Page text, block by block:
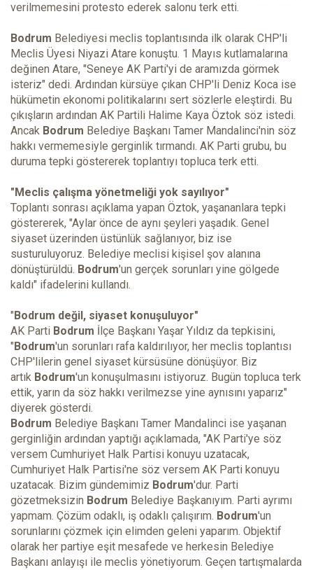
verilmemesini protesto ederek salonu terk etti.
Bodrum Belediyesi meclis toplantısında ilk olarak CHP'li
Meclis Üyesi Niyazi Atare konuştu. 1 Mayıs kutlamalarına
değinen Atare, "Seneye AK Parti'yi de aramızda görmek
isteriz" dedi. Ardından kürsüye çıkan CHP'li Deniz Koca ise
hükümetin ekonomi politikalarını sert sözlerle eleştirdi. Bu
çıkışların ardından AK Partili Halime Kaya Öztok söz istedi.
Ancak Bodrum Belediye Başkanı Tamer Mandalinci'nin söz
hakkı vermemesiyle gerginlik tırmandı. AK Parti grubu, bu
duruma tepki göstererek toplantıyı topluca terk etti.
"Meclis çalışma yönetmeliği yok sayılıyor"
Toplantı sonrası açıklama yapan Öztok, yaşananlara tepki
göstererek, "Aylar önce de aynı şeyleri yaşadık. Genel
siyaset üzerinden üstünlük sağlanıyor, biz ise
susturuluyoruz. Belediye meclisi kişisel şov alanına
dönüştürüldü. Bodrum'un gerçek sorunları yine gölgede
kaldı" ifadelerini kullandı.
" Bodrum değil, siyaset konuşuluyor"
AK Parti Bodrum İlçe Başkanı Yaşar Yıldız da tepkisini,
" Bodrum'un sorunları rafa kaldırılıyor, her meclis toplantısı
CHP'lilerin genel siyaset kürsüsüne dönüşüyor. Biz
artık Bodrum'un konuşulmasını istiyoruz. Bugün topluca terk
ettik, yarın da söz hakkı verilmezse yine aynısını yaparız"
diyerek gösterdi.
Bodrum Belediye Başkanı Tamer Mandalinci ise yaşanan
gerginliğin ardından yaptığı açıklamada, "AK Parti'ye söz
versem Cumhuriyet Halk Partisi konuyu uzatacak,
Cumhuriyet Halk Partisi'ne söz versem AK Parti konuyu
uzatacak. Bizim gündemimiz Bodrum'dur. Parti
gözetmeksizin Bodrum Belediye Başkanıyım. Parti ayrımı
yapmam. Çözüm odaklı, iş odaklı çalışırım. Bodrum'un
sorunlarını çözmek için elimden geleni yaparım. Objektif
olarak her partiye eşit mesafede ve herkesin Belediye
Başkanı anlayışı ile meclis yönetiyorum. Geçen tartışmalarda